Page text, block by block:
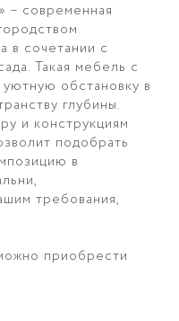
– современная
в сочетании с
Такая мебель с
обстановку в
глубины.
и конструкциям
подобрать
в
требования,
приобрести